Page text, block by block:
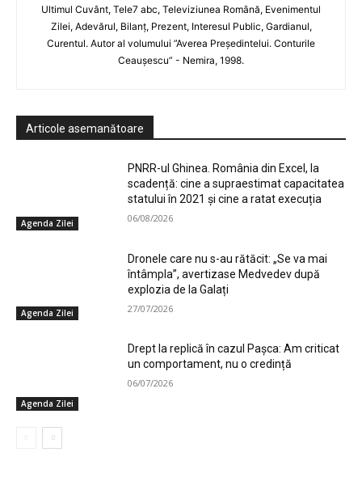
Ultimul Cuvânt, Tele7 abc, Televiziunea Română, Evenimentul
Zilei, Adevărul, Bilanț, Prezent, Interesul Public, Gardianul,
Curentul. Autor al volumului ”Averea Președintelui. Conturile
Ceaușescu” - Nemira, 1998.
Articole asemanătoare
Agenda Zilei
PNRR-ul Ghinea. România din Excel, la
scadență: cine a supraestimat capacitatea
statului în 2021 și cine a ratat execuția
06/08/2026
Agenda Zilei
Dronele care nu s-au rătăcit: „Se va mai
întâmpla”, avertizase Medvedev după
explozia de la Galați
27/07/2026
Agenda Zilei
Drept la replică în cazul Pașca: Am criticat
un comportament, nu o credință
06/07/2026